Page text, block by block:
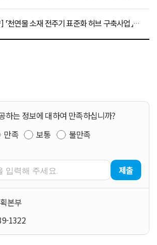
[계약] 「천연물 소재 전주기 표준화 허브 구축사업」회전증발농축기 등 3종 5대 구매 입찰 공고(~7.22.)
하는 정보에 대하여 만족하십니까?
만족 보통
불만족
제출
본부
1322